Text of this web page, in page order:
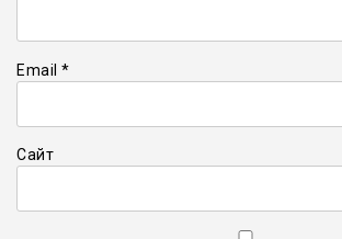
Email *
Сайт